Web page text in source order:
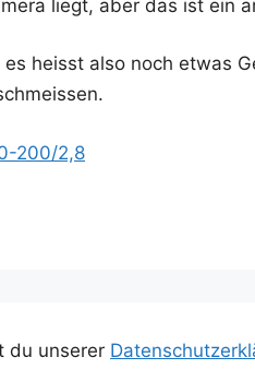
liegt, aber das ist ein
heisst also noch etwas
200/2,8
du unserer